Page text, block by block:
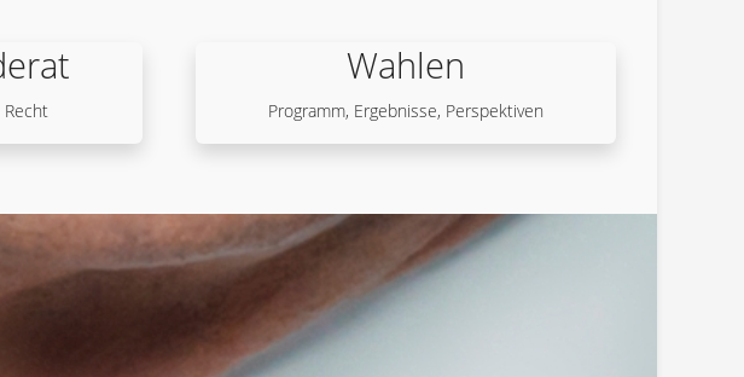
Recht
Wahlen
Programm, Ergebnisse, Perspektiven
WÜNSCHE?
MIR EINE E-MAIL!